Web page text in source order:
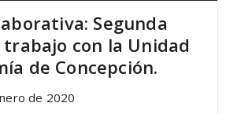
Segunda
con la Unidad
de Concepción.
de 2020